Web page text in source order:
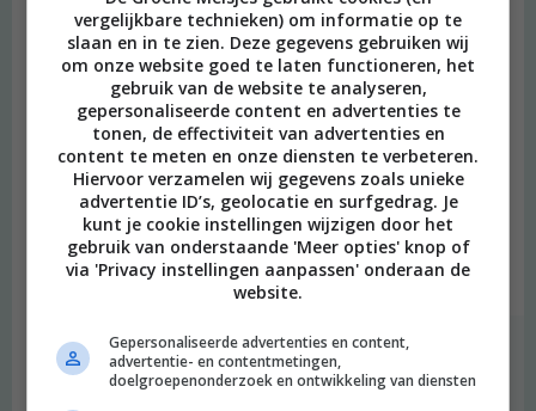
Een goede tip om goedkoop, maar toch biologisch te eten is om
je boodschappen te doen op de biologische markt. Ook
seizoensgroenten kopen is handig, die zijn nl. goedkopers als ze
in seizoen zijn. Bovendien als je op de markt bent kunnen de
verkopers je vaak tips geven over hoe je de producten lekker kan
verwerken of m.b.t. de prijs en vaak zijn de verkopers ook de
producent, dus koop je ook nog eens lokaal. Een ander voordeel
is datje de hoeveelheden precies kan kiezen en zo ook kunt
bezuinigen :).
Beantwoorden
degroenemeisjesschreef:
2013 OM
vergelijkbare technieken) om informatie op te
slaan en in te zien. Deze gegevens gebruiken wij
om onze website goed te laten functioneren, het
gebruik van de website te analyseren,
gepersonaliseerde content en advertenties te
tonen, de effectiviteit van advertenties en
content te meten en onze diensten te verbeteren.
Hiervoor verzamelen wij gegevens zoals unieke
advertentie ID’s, geolocatie en surfgedrag. Je
kunt je cookie instellingen wijzigen door het
gebruik van onderstaande 'Meer opties' knop of
via 'Privacy instellingen aanpassen' onderaan de
website.
Gepersonaliseerde advertenties en content,
advertentie- en contentmetingen,
doelgroepenonderzoek en ontwikkeling van diensten